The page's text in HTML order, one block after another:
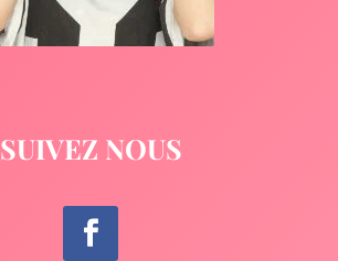
SUIVEZ NOUS